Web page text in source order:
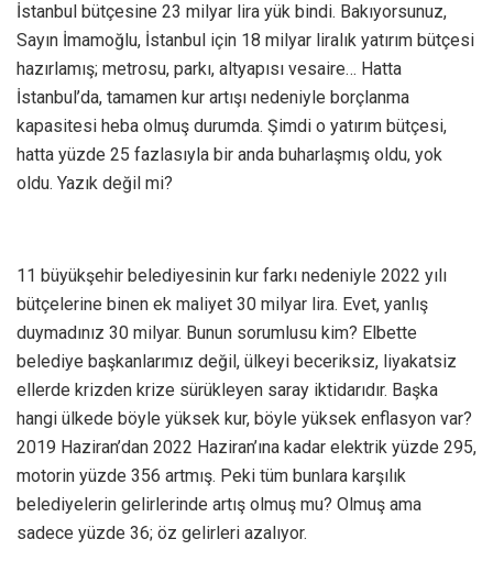
İstanbul bütçesine 23 milyar lira yük bindi. Bakıyorsunuz,
Sayın İmamoğlu, İstanbul için 18 milyar liralık yatırım bütçesi
hazırlamış; metrosu, parkı, altyapısı vesaire… Hatta
İstanbul’da, tamamen kur artışı nedeniyle borçlanma
kapasitesi heba olmuş durumda. Şimdi o yatırım bütçesi,
hatta yüzde 25 fazlasıyla bir anda buharlaşmış oldu, yok
oldu. Yazık değil mi?
11 büyükşehir belediyesinin kur farkı nedeniyle 2022 yılı
bütçelerine binen ek maliyet 30 milyar lira. Evet, yanlış
duymadınız 30 milyar. Bunun sorumlusu kim? Elbette
belediye başkanlarımız değil, ülkeyi beceriksiz, liyakatsiz
ellerde krizden krize sürükleyen saray iktidarıdır. Başka
hangi ülkede böyle yüksek kur, böyle yüksek enflasyon var?
2019 Haziran’dan 2022 Haziran’ına kadar elektrik yüzde 295,
motorin yüzde 356 artmış. Peki tüm bunlara karşılık
belediyelerin gelirlerinde artış olmuş mu? Olmuş ama
sadece yüzde 36; öz gelirleri azalıyor.